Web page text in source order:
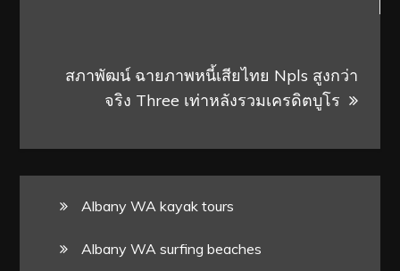
สภาพัฒน์ ฉายภาพหนี้เสียไทย Npls สูงกว่า
จริง Three เท่าหลังรวมเครดิตบูโร
Albany WA kayak tours
Albany WA surfing beaches